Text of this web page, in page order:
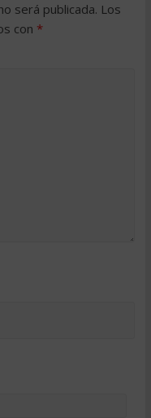
será publicada. Los
con *